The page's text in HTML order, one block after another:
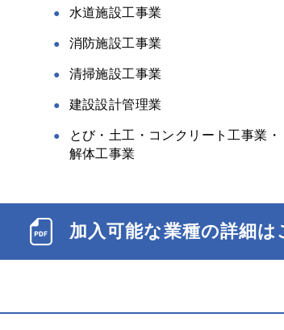
水道施設工事業
消防施設工事業
清掃施設工事業
建設設計管理業
とび・土工・コンクリート工事業・
解体工事業
加入可能な業種の詳細は